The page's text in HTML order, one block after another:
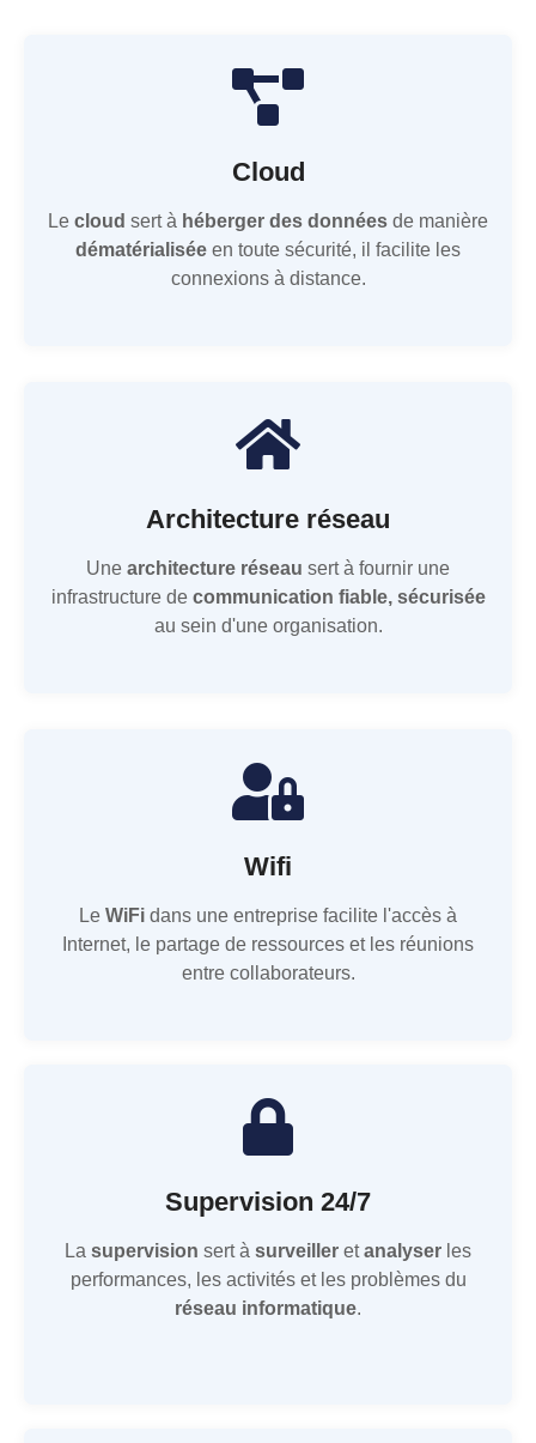
Cloud
Le cloud sert à héberger des données de manière
dématérialisée en toute sécurité, il facilite les
connexions à distance.
Architecture réseau
Une architecture réseau sert à fournir une
infrastructure de communication fiable, sécurisée
au sein d'une organisation.
Wifi
Le WiFi dans une entreprise facilite l'accès à
Internet, le partage de ressources et les réunions
entre collaborateurs.
Supervision 24/7
La supervision sert à surveiller etanalyser les
performances, les activités et les problèmes du
réseau informatique.